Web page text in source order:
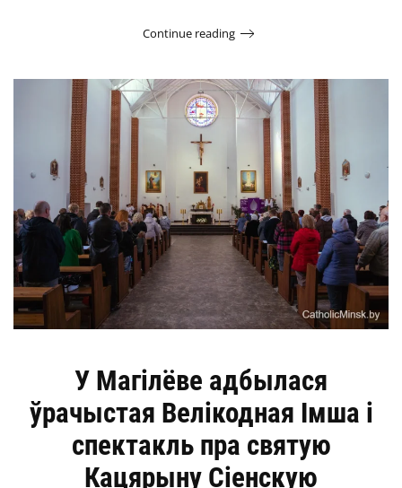
Continue reading
У Магілёве адбылася
ўрачыстая Велікодная Імша і
спектакль пра святую
Кацярыну Сіенскую